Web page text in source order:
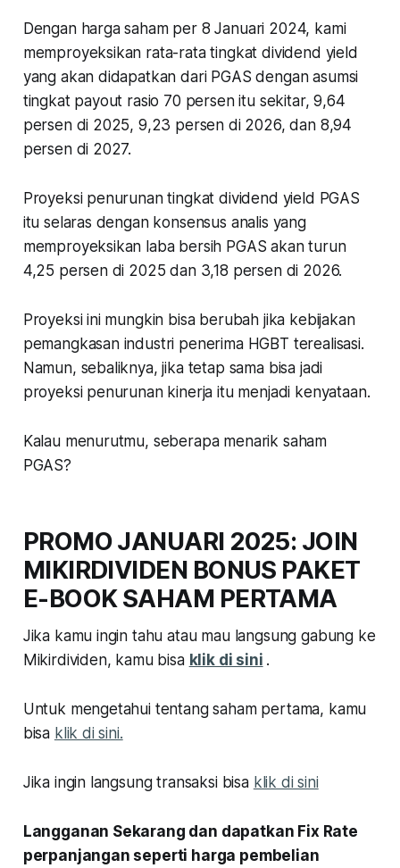
Dengan harga saham per 8 Januari 2024, kami
memproyeksikan rata-rata tingkat dividend yield
yang akan didapatkan dari PGAS dengan asumsi
tingkat payout rasio 70 persen itu sekitar, 9,64
persen di 2025, 9,23 persen di 2026, dan 8,94
persen di 2027.
Proyeksi penurunan tingkat dividend yield PGAS
itu selaras dengan konsensus analis yang
memproyeksikan laba bersih PGAS akan turun
4,25 persen di 2025 dan 3,18 persen di 2026.
Proyeksi ini mungkin bisa berubah jika kebijakan
pemangkasan industri penerima HGBT terealisasi.
Namun, sebaliknya, jika tetap sama bisa jadi
proyeksi penurunan kinerja itu menjadi kenyataan.
Kalau menurutmu, seberapa menarik saham
PGAS?
PROMO JANUARI 2025: JOIN
MIKIRDIVIDEN BONUS PAKET
E-BOOK SAHAM PERTAMA
Jika kamu ingin tahu atau mau langsung gabung ke
Mikirdividen, kamu bisa klik di sini .
Untuk mengetahui tentang saham pertama, kamu
bisa klik di sini.
Jika ingin langsung transaksi bisa klik di sini
Langganan Sekarang dan dapatkan Fix Rate
perpanjangan seperti harga pembelian